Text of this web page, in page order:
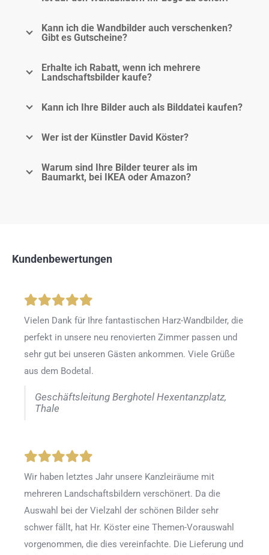
Kann ich die Wandbilder auch verschenken?
Gibt es Gutscheine?
Erhalte ich Rabatt, wenn ich mehrere
Landschaftsbilder kaufe?
Kann ich Ihre Bilder auch als Bilddatei kaufen?
Wer ist der Künstler David Köster?
Warum sind Ihre Bilder teurer als im
Baumarkt, bei IKEA oder Amazon?
Kundenbewertungen
Vielen Dank für Ihre fantastischen Harz-Wandbilder, die
perfekt in unsere neu renovierten Zimmer passen und
sehr gut bei unseren Gästen ankommen. Viele Grüße
aus dem Bodetal.
Geschäftsleitung Berghotel Hexentanzplatz,
Thale
Wir haben letztes Jahr unsere Kanzleiräume mit
mehreren Landschaftsbildern verschönert. Da die
Auswahl bei der Vielzahl der schönen Bilder sehr
schwer fällt, hat Hr. Köster eine Themen-Vorauswahl
vorgenommen, die dies vereinfachte. Die Lieferung und